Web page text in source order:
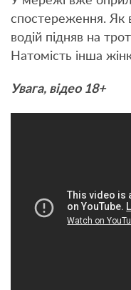
спостереження. Як
водій підняв на
Натомість інша
Увага, відео 18+